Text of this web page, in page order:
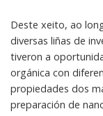
Deste xeito, ao
diversas liñas de
tiveron a
orgánica con
propiedades dos
preparación de